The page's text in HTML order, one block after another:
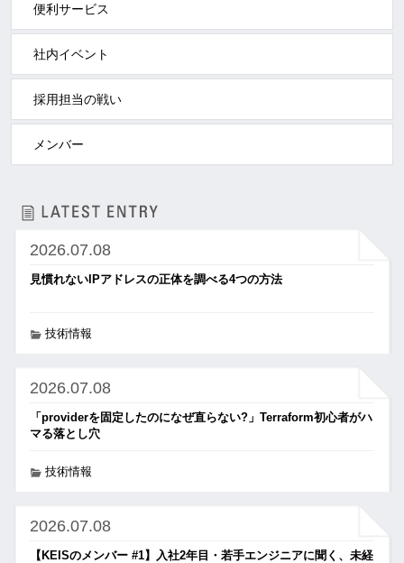
便利サービス
社内イベント
採用担当の戦い
メンバー
2026.07.08
見慣れないIPアドレスの正体を調べる4つの方法
技術情報
2026.07.08
「providerを固定したのになぜ直らない?」Terraform初心者がハ
マる落とし穴
技術情報
2026.07.08
【KEISのメンバー #1】入社2年目・若手エンジニアに聞く、未経